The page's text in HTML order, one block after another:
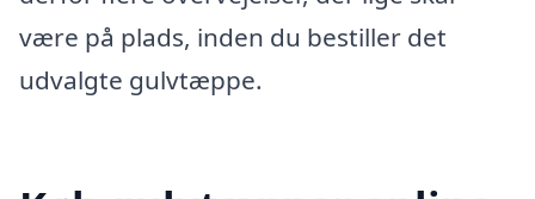
være på plads, inden du bestiller det
udvalgte gulvtæppe.